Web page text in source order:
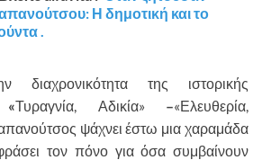
Η δημοτική και το
τη Χούντα .
της ιστορικής
Τυραγνία, Αδι­κία» –«Ελευθερία,
ψάχνει έστω μια χαραμάδα
τον πόνο για όσα συμβαίνουν